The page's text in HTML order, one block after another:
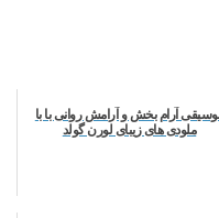
آرام بخش و آرامش روانی با با
ملودی های زیبای لورن گولد